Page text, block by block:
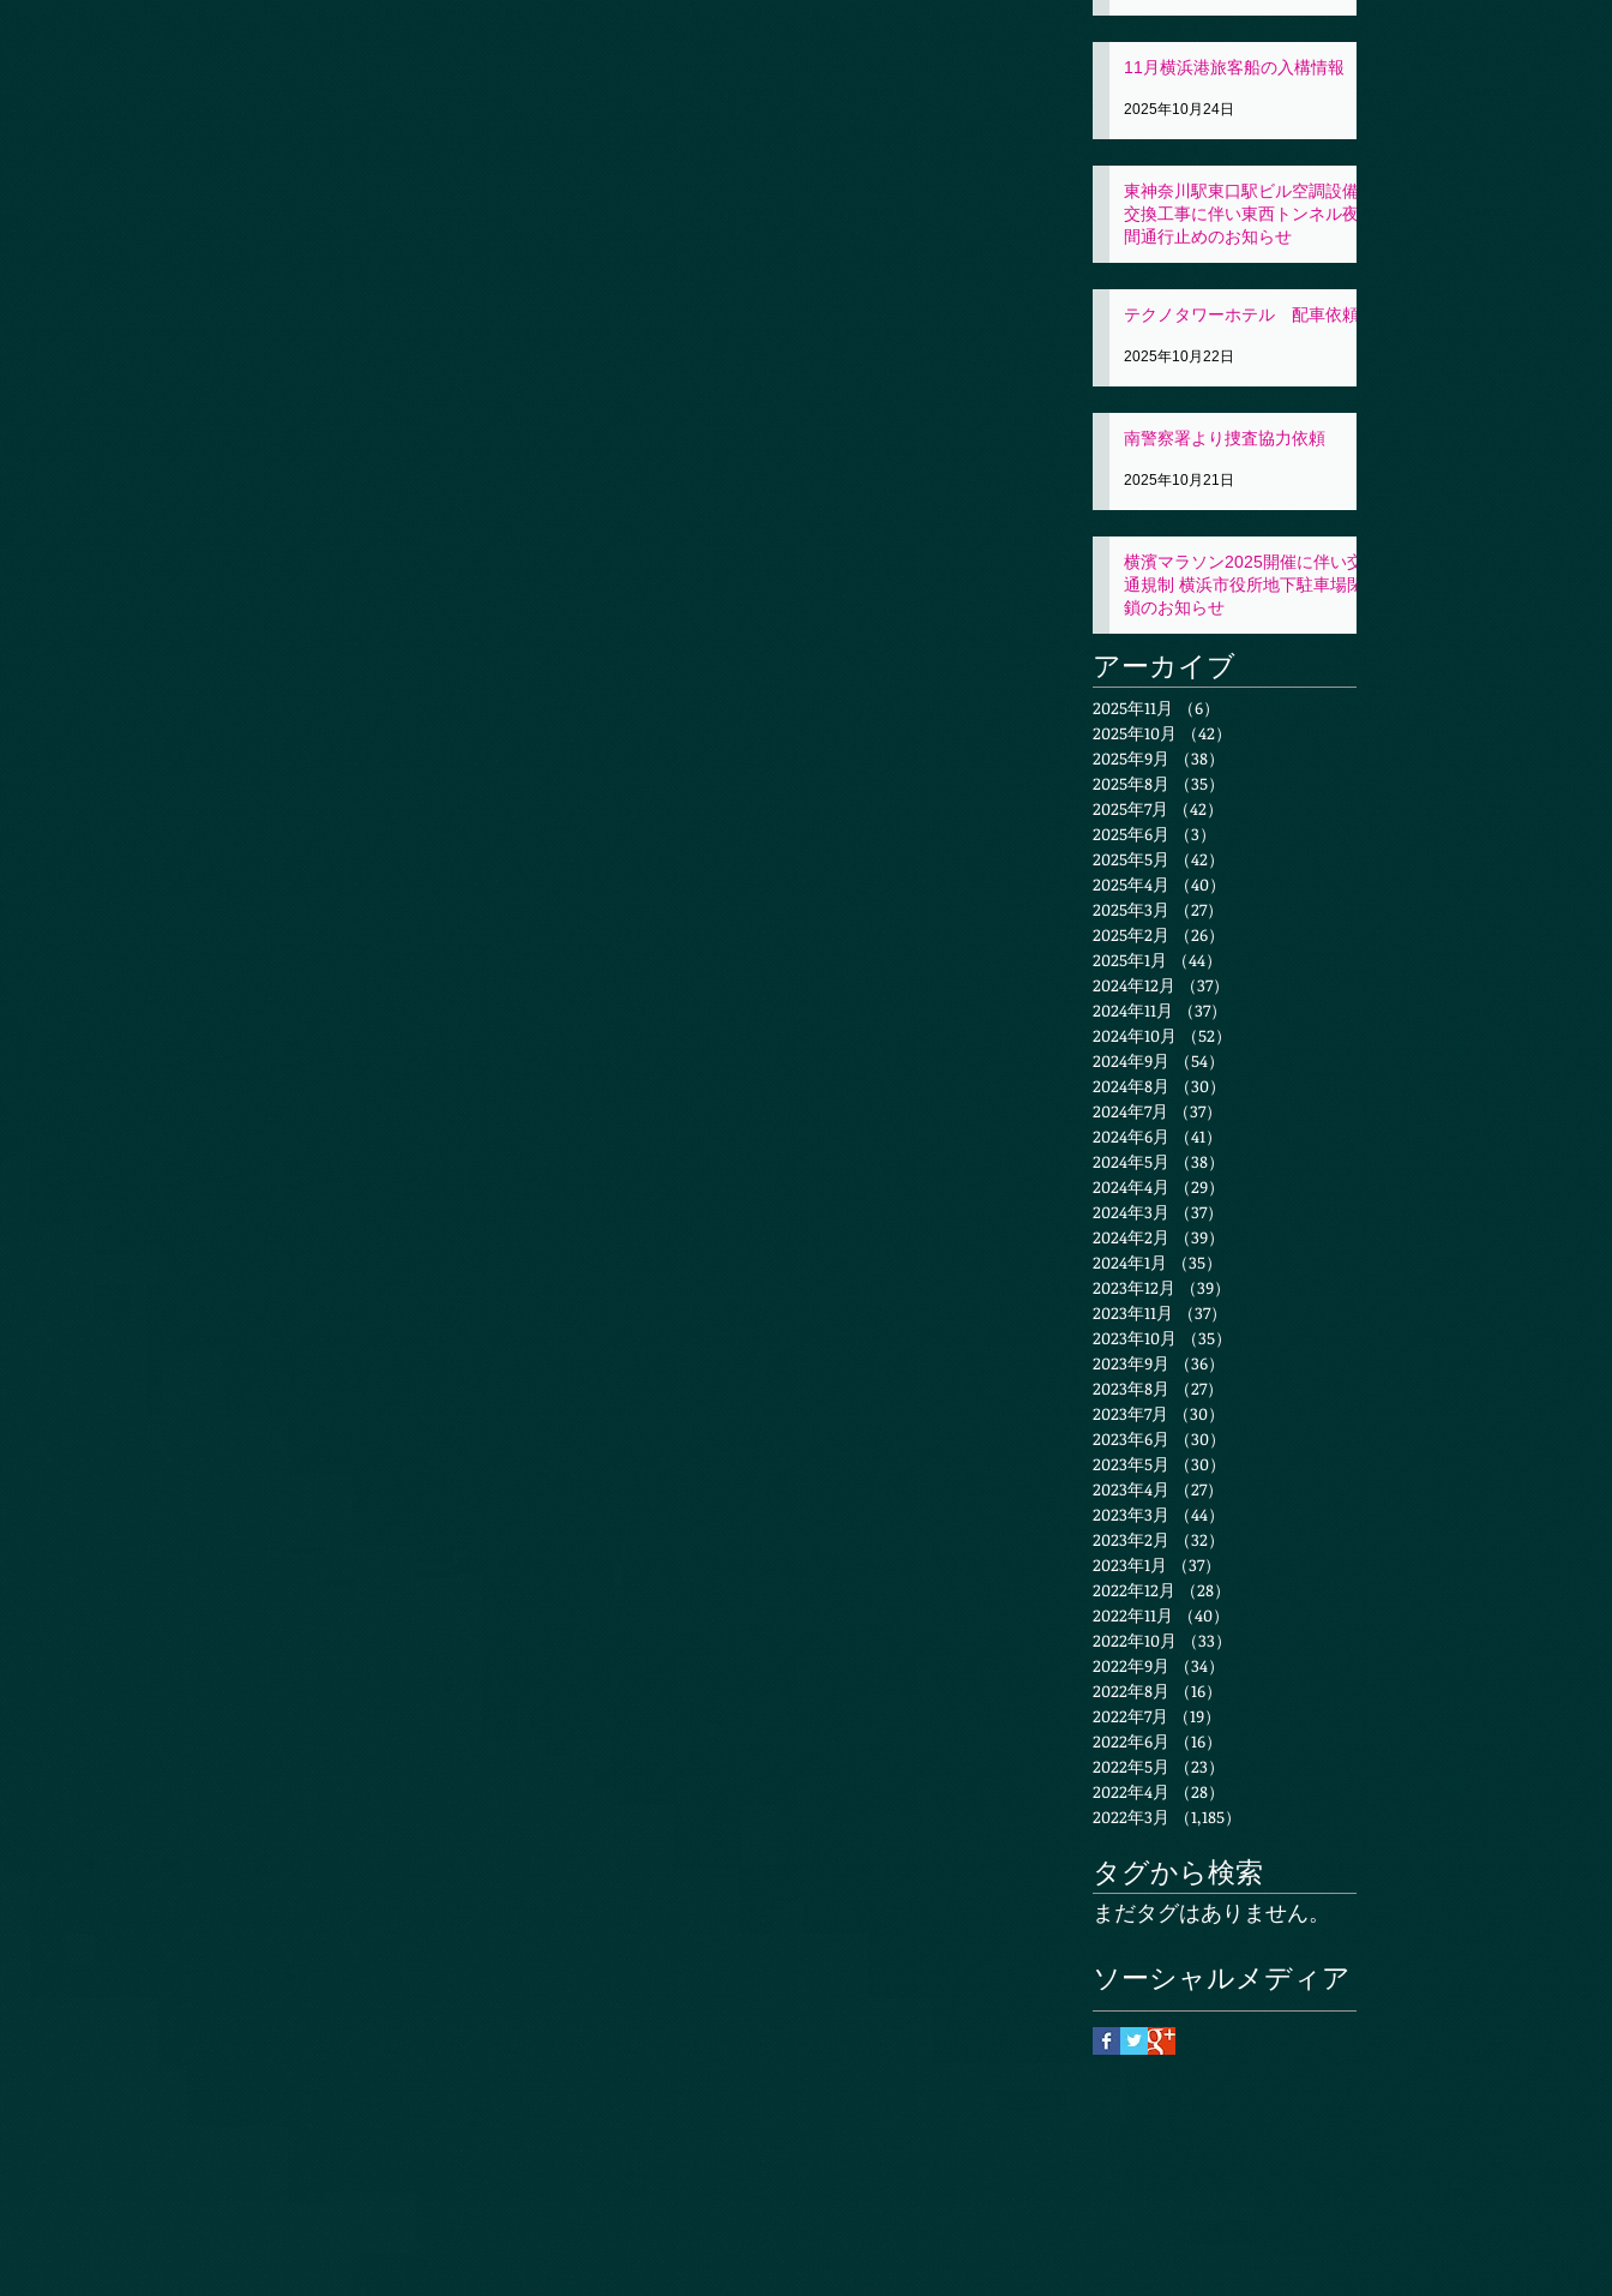
11月横浜港旅客船の入構情報
2025年10月24日
東神奈川駅東口駅ビル空調設備
交換工事に伴い東西トンネル夜
間通行止めのお知らせ
テクノタワーホテル 配車依頼
2025年10月22日
南警察署より捜査協力依頼
2025年10月21日
横濱マラソン2025開催に伴い交
通規制 横浜市役所地下駐車場閉
鎖のお知らせ
アーカイブ
2025年11月 （6）
2025年10月
（42）
2025年9月
（38）
2025年8月
（35）
2025年7月
（42）
2025年6月
（3）
2025年5月
（42）
2025年4月
（40）
2025年3月
（27）
2025年2月
（26）
2025年1月
（44）
2024年12月
（37）
2024年11月
（37）
2024年10月
（52）
2024年9月
（54）
2024年8月
（30）
2024年7月
（37）
2024年6月
（41）
2024年5月
（38）
2024年4月
（29）
2024年3月
（37）
2024年2月
（39）
2024年1月
（35）
2023年12月
（39）
2023年11月
（37）
2023年10月
（35）
2023年9月
（36）
2023年8月
（27）
2023年7月
（30）
2023年6月
（30）
2023年5月
（30）
2023年4月
（27）
2023年3月
（44）
2023年2月
（32）
2023年1月
（37）
2022年12月
（28）
2022年11月
（40）
2022年10月
（33）
2022年9月
（34）
2022年8月
（16）
2022年7月
（19）
2022年6月
（16）
2022年5月
（23）
2022年4月
（28）
2022年3月
（1,185）
タグから検索
まだタグはありません。
ソーシャルメディア